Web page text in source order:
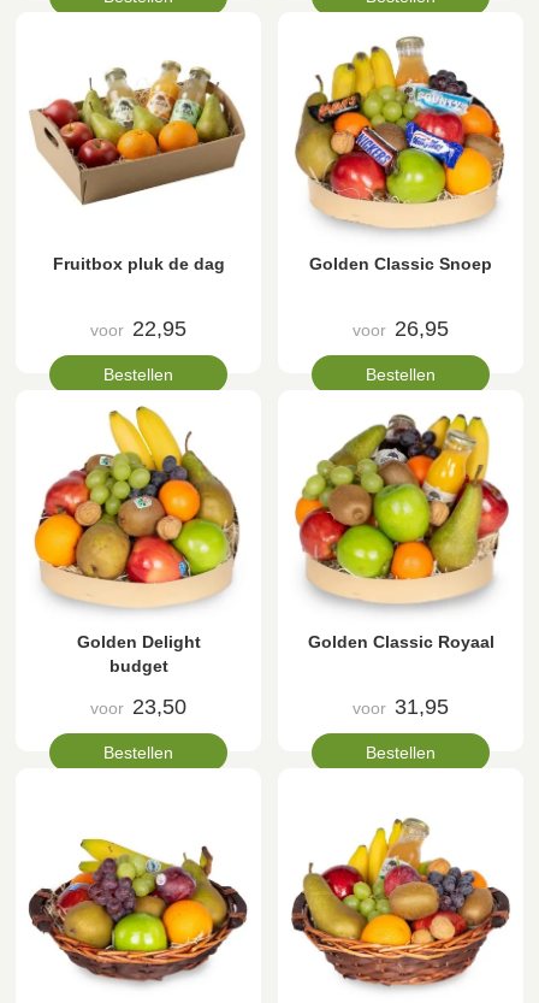
Fruitbox pluk de dag
voor 22,95
Bestellen
Golden Classic Snoep
voor 26,95
Bestellen
Golden Delight
budget
voor 23,50
Bestellen
Golden Classic Royaal
voor 31,95
Bestellen